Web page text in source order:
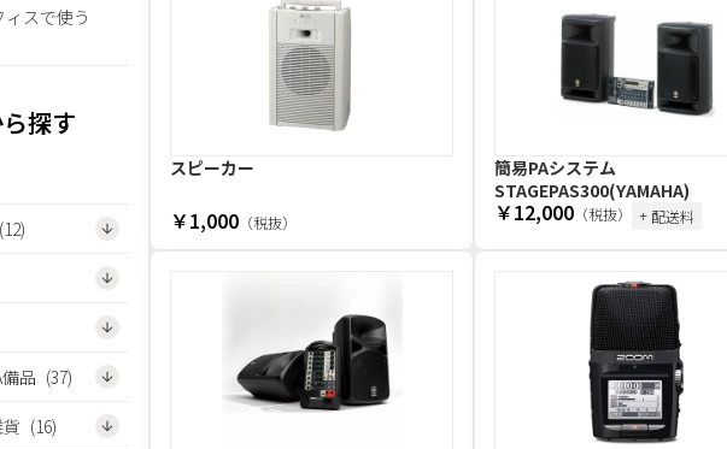
スで使う
探す
(12)
品 (37)
(16)
スピーカー
￥1,000 （税抜）
簡易PAシステム
STAGEPAS300(YAMAHA)
￥12,000 （税抜） + 配送料